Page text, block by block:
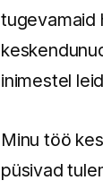
tugevamaid
inimestel
Minu töö
püsivad